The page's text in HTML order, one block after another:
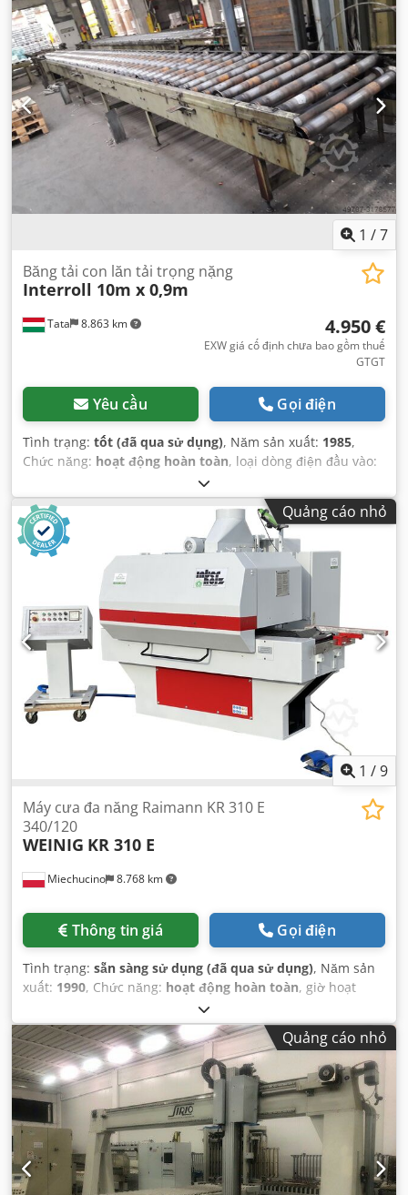
1 /7
Tata 8.863 km
Băng tải con lăn tải trọng nặng
Interroll 10m x 0,9m
4.950 €
EXW giá cố định chưa bao gồm thuế
GTGT
Yêu cầu Gọi điện
Tình trạng: tốt (đã qua sử dụng), Năm sản xuất: 1985,
Chức năng: hoạt động hoàn toàn, loại dòng điện đầu vào:
Quảng cáo nhỏ
1 /9
Miechucino 8.768 km
Máy cưa đa năng Raimann KR 310 E
340/120
WEINIG KR 310 E
Thông tin giá Gọi điện
Tình trạng: sẵn sàng sử dụng (đã qua sử dụng), Năm sản
xuất: 1990, Chức năng: hoạt động hoàn toàn, giờ hoạt
, chiều cao cắt (tối đa):
340 mm, đường kính chính của lưỡi cưa:380 mm,
Quảng cáo nhỏ